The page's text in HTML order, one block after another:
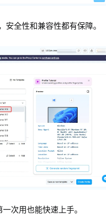
安全性和兼容性都有保障。
次用也能快速上手。